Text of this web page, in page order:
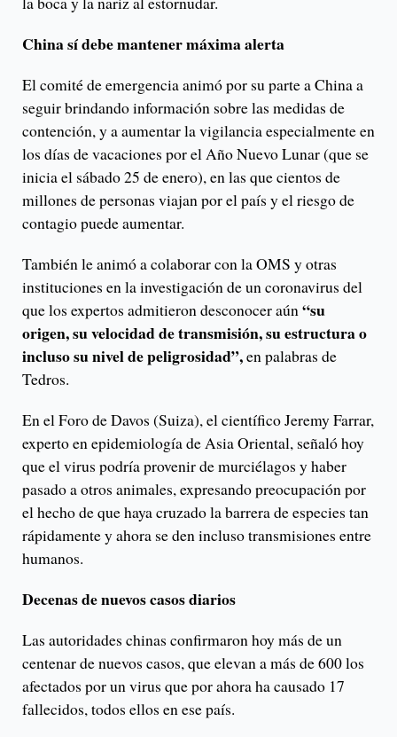
China sí debe mantener máxima alerta
El comité de emergencia animó por su parte a China a
seguir brindando información sobre las medidas de
contención, y a aumentar la vigilancia especialmente en
los días de vacaciones por el Año Nuevo Lunar (que se
inicia el sábado 25 de enero), en las que cientos de
millones de personas viajan por el país y el riesgo de
contagio puede aumentar.
También le animó a colaborar con la OMS y otras
instituciones en la investigación de un coronavirus del
que los expertos admitieron desconocer aún“su
origen, su velocidad de transmisión, su estructura o
incluso su nivel de peligrosidad”,en palabras de
Tedros.
En el Foro de Davos (Suiza), el científico Jeremy Farrar,
experto en epidemiología de Asia Oriental, señaló hoy
que el virus podría provenir de murciélagos y haber
pasado a otros animales, expresando preocupación por
el hecho de que haya cruzado la barrera de especies tan
rápidamente y ahora se den incluso transmisiones entre
humanos.
Decenas de nuevos casos diarios
Las autoridades chinas confirmaron hoy más de un
centenar de nuevos casos, que elevan a más de 600 los
afectados por un virus que por ahora ha causado 17
fallecidos, todos ellos en ese país.